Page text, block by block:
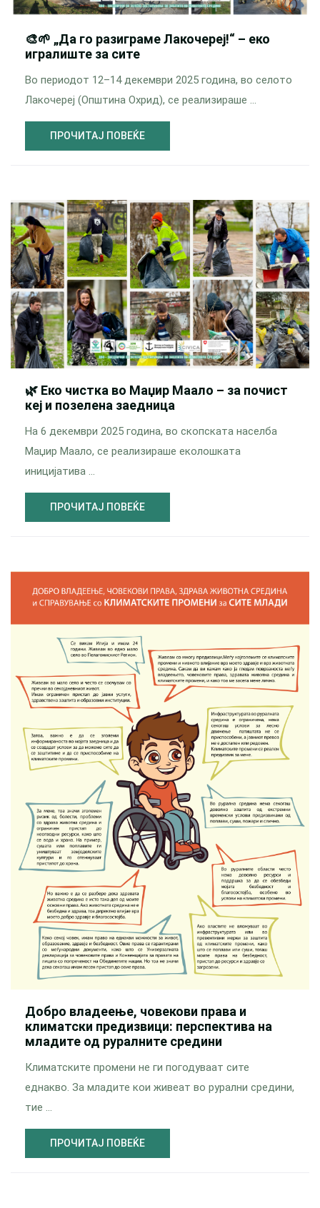
🎨🌱 „Да го разиграме Лакочереј!“ – еко
игралиште за сите
Во периодот 12–14 декември 2025 година, во селото
Лакочереј (Општина Охрид), се реализираше …
ПРОЧИТАЈ ПОВЕЌЕ
🌿 Еко чистка во Маџир Маало – за почист
кеј и позелена заедница
На 6 декември 2025 година, во скопската населба
Маџир Маало, се реализираше еколошката
иницијатива …
ПРОЧИТАЈ ПОВЕЌЕ
Добро владеење, човекови права и
климатски предизвици: перспектива на
младите од руралните средини
Климатските промени не ги погодуваат сите
еднакво. За младите кои живеат во рурални средини,
тие …
ПРОЧИТАЈ ПОВЕЌЕ